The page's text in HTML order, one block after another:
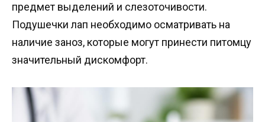
предмет выделений и слезоточивости.
Подушечки лап необходимо осматривать на
наличие заноз, которые могут принести питомцу
значительный дискомфорт.